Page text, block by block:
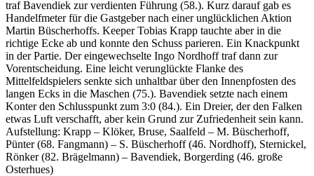
traf Bavendiek zur verdienten Führung (58.). Kurz darauf gab es
Handelfmeter für die Gastgeber nach einer unglücklichen Aktion
Martin Büscherhoffs. Keeper Tobias Krapp tauchte aber in die
richtige Ecke ab und konnte den Schuss parieren. Ein Knackpunkt
in der Partie. Der eingewechselte Ingo Nordhoff traf dann zur
Vorentscheidung. Eine leicht verunglückte Flanke des
Mittelfeldspielers senkte sich unhaltbar über den Innenpfosten des
langen Ecks in die Maschen (75.). Bavendiek setzte nach einem
Konter den Schlusspunkt zum 3:0 (84.). Ein Dreier, der den Falken
etwas Luft verschafft, aber kein Grund zur Zufriedenheit sein kann.
Aufstellung: Krapp – Klöker, Bruse, Saalfeld – M. Büscherhoff,
Pünter (68. Fangmann) – S. Büscherhoff (46. Nordhoff), Sternickel,
Rönker (82. Brägelmann) – Bavendiek, Borgerding (46. große
Osterhues)